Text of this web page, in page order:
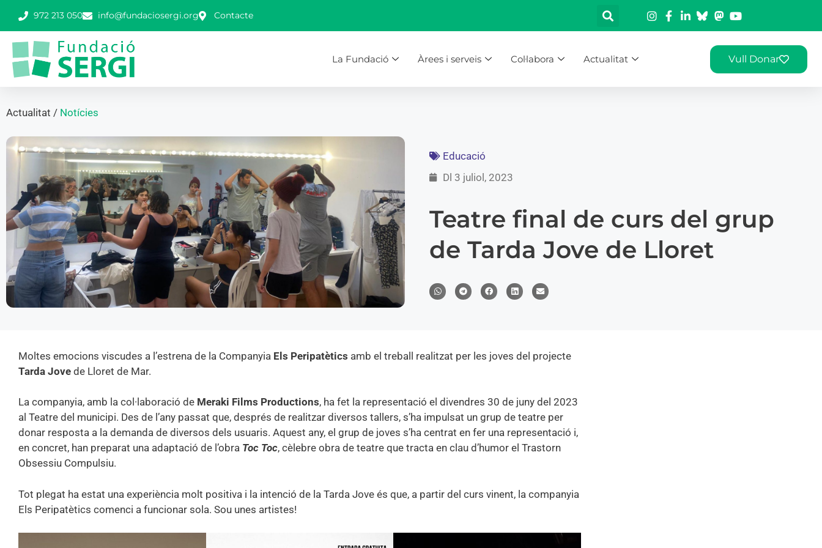
972 213 050 info@fundaciosergi.org Contacte
La Fundació Àrees i serveis Col·labora Actualitat Vull Donar
Actualitat / Notícies
Educació
Dl 3 juliol, 2023
Teatre final de curs del grup
de Tarda Jove de Lloret
Moltes emocions viscudes a l’estrena de la Companyia Els Peripatètics amb el treball realitzat per les joves del projecte
Tarda Jove de Lloret de Mar.
La companyia, amb la col·laboració de Meraki Films Productions, ha fet la representació el divendres 30 de juny del 2023
al Teatre del municipi. Des de l’any passat que, després de realitzar diversos tallers, s’ha impulsat un grup de teatre per
donar resposta a la demanda de diversos dels usuaris. Aquest any, el grup de joves s’ha centrat en fer una representació i,
en concret, han preparat una adaptació de l’obra Toc Toc, cèlebre obra de teatre que tracta en clau d’humor el Trastorn
Obsessiu Compulsiu.
Tot plegat ha estat una experiència molt positiva i la intenció de la Tarda Jove és que, a partir del curs vinent, la companyia
Els Peripatètics comenci a funcionar sola. Sou unes artistes!